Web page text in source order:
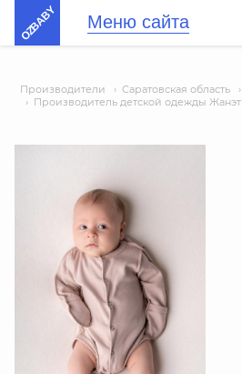
OZBABY Меню сайта
Производители › Саратовская область ›
› Производитель детской одежды Жанэт